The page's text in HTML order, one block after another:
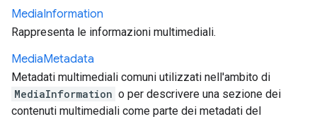
MediaInformation
Rappresenta le informazioni multimediali.
MediaMetadata
Metadati multimediali comuni utilizzati nell'ambito di
MediaInformation o per descrivere una sezione dei
contenuti multimediali come parte dei metadati del